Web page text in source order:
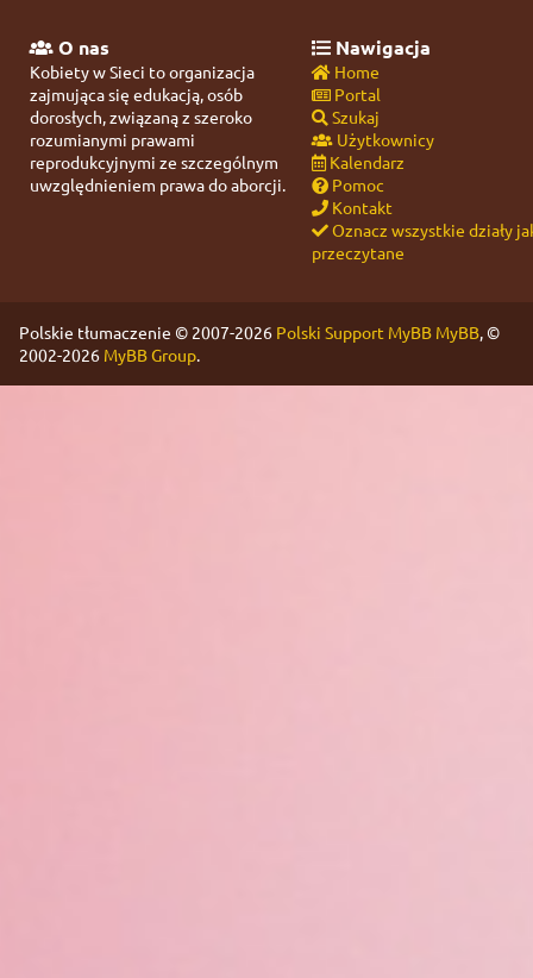
O nas
Kobiety w Sieci to organizacja
zajmująca się edukacją, osób
dorosłych, związaną z szeroko
rozumianymi prawami
reprodukcyjnymi ze szczególnym
uwzględnieniem prawa do aborcji.
Nawigacja
Home
Portal
Szukaj
Użytkownicy
Kalendarz
Pomoc
Kontakt
Oznacz wszystkie działy
przeczytane
Polskie tłumaczenie © 2007-2026 Polski Support MyBB MyBB, ©
2002-2026 MyBB Group.